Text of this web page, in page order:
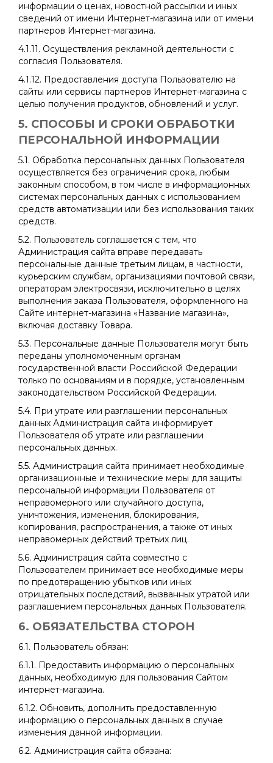
информации о ценах, новостной рассылки и иных
сведений от имени Интернет-магазина или от имени
партнеров Интернет-магазина.
4.1.11. Осуществления рекламной деятельности с
согласия Пользователя.
4.1.12. Предоставления доступа Пользователю на
сайты или сервисы партнеров Интернет-магазина с
целью получения продуктов, обновлений и услуг.
5. СПОСОБЫ И СРОКИ ОБРАБОТКИ
ПЕРСОНАЛЬНОЙ ИНФОРМАЦИИ
5.1. Обработка персональных данных Пользователя
осуществляется без ограничения срока, любым
законным способом, в том числе в информационных
системах персональных данных с использованием
средств автоматизации или без использования таких
средств.
5.2. Пользователь соглашается с тем, что
Администрация сайта вправе передавать
персональные данные третьим лицам, в частности,
курьерским службам, организациями почтовой связи,
операторам электросвязи, исключительно в целях
выполнения заказа Пользователя, оформленного на
Сайте интернет-магазина «Название магазина»,
включая доставку Товара.
5.3. Персональные данные Пользователя могут быть
переданы уполномоченным органам
государственной власти Российской Федерации
только по основаниям и в порядке, установленным
законодательством Российской Федерации.
5.4. При утрате или разглашении персональных
данных Администрация сайта информирует
Пользователя об утрате или разглашении
персональных данных.
5.5. Администрация сайта принимает необходимые
организационные и технические меры для защиты
персональной информации Пользователя от
неправомерного или случайного доступа,
уничтожения, изменения, блокирования,
копирования, распространения, а также от иных
неправомерных действий третьих лиц.
5.6. Администрация сайта совместно с
Пользователем принимает все необходимые меры
по предотвращению убытков или иных
отрицательных последствий, вызванных утратой или
разглашением персональных данных Пользователя.
6. ОБЯЗАТЕЛЬСТВА СТОРОН
6.1. Пользователь обязан:
6.1.1. Предоставить информацию о персональных
данных, необходимую для пользования Сайтом
интернет-магазина.
6.1.2. Обновить, дополнить предоставленную
информацию о персональных данных в случае
изменения данной информации.
6.2. Администрация сайта обязана: